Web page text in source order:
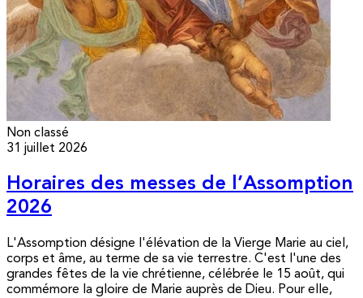
Non classé
31 juillet 2026
Horaires des messes de l’Assomption
2026
L'Assomption désigne l'élévation de la Vierge Marie au ciel,
corps et âme, au terme de sa vie terrestre. C'est l'une des
grandes fêtes de la vie chrétienne, célébrée le 15 août, qui
commémore la gloire de Marie auprès de Dieu. Pour elle,